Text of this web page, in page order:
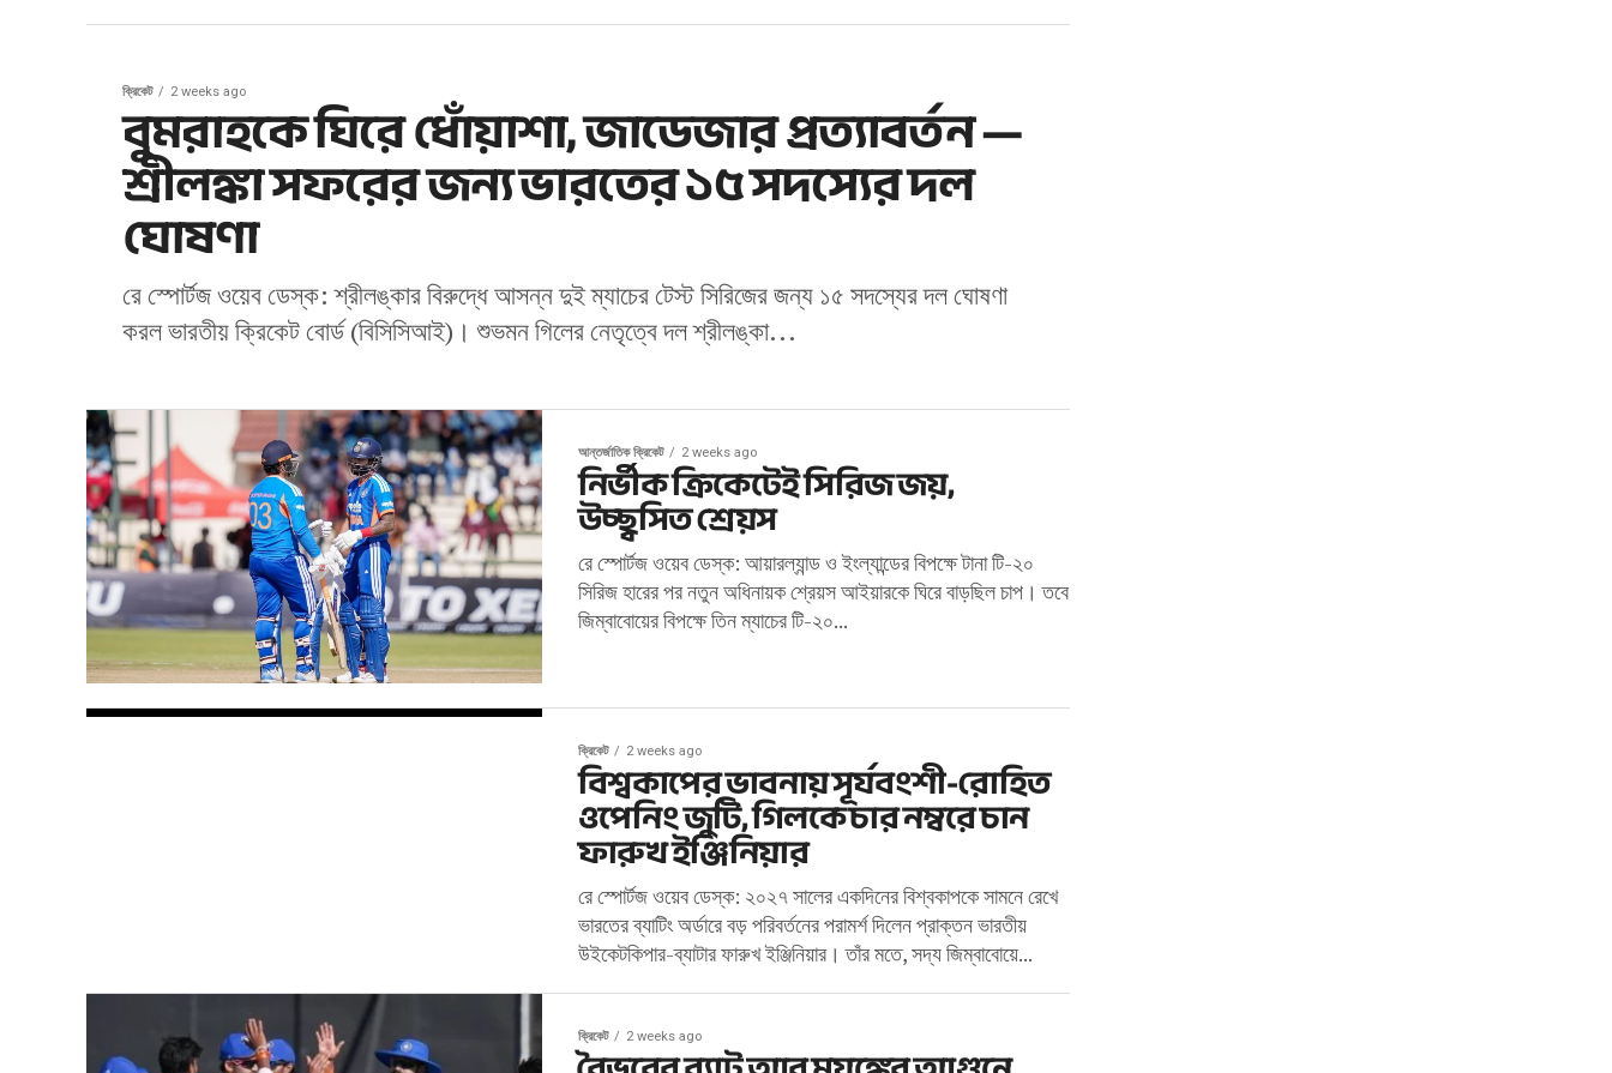
ক্রিকেট 2 weeks ago
বুমরাহকে ঘিরে ধোঁয়াশা, জাডেজার প্রত্যাবর্তন —
শ্রীলঙ্কা সফরের জন্য ভারতের ১৫ সদস্যের দল
ঘোষণা
রে স্পোর্টজ ওয়েব ডেস্ক: শ্রীলঙ্কার বিরুদ্ধে আসন্ন দুই ম্যাচের টেস্ট সিরিজের জন্য ১৫ সদস্যের দল ঘোষণা
করল ভারতীয় ক্রিকেট বোর্ড (বিসিসিআই)। শুভমন গিলের নেতৃত্বে দল শ্রীলঙ্কা...
আন্তর্জাতিক ক্রিকেট 2 weeks ago
নির্ভীক ক্রিকেটেই সিরিজ জয়,
উচ্ছ্বসিত শ্রেয়স
রে স্পোর্টজ ওয়েব ডেস্ক: আয়ারল্যান্ড ও ইংল্যান্ডের বিপক্ষে টানা টি-২০
সিরিজ হারের পর নতুন অধিনায়ক শ্রেয়স আইয়ারকে ঘিরে বাড়ছিল চাপ। তবে
জিম্বাবোয়ের বিপক্ষে তিন ম্যাচের টি-২০...
ক্রিকেট 2 weeks ago
বিশ্বকাপের ভাবনায় সূর্যবংশী-রোহিত
ওপেনিং জুটি, গিলকে চার নম্বরে চান
ফারুখ ইঞ্জিনিয়ার
রে স্পোর্টজ ওয়েব ডেস্ক: ২০২৭ সালের একদিনের বিশ্বকাপকে সামনে রেখে
ভারতের ব্যাটিং অর্ডারে বড় পরিবর্তনের পরামর্শ দিলেন প্রাক্তন ভারতীয়
উইকেটকিপার-ব্যাটার ফারুখ ইঞ্জিনিয়ার। তাঁর মতে, সদ্য জিম্বাবোয়ে...
ক্রিকেট 2 weeks ago